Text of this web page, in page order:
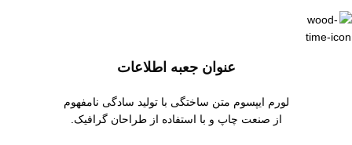
عنوان جعبه اطلاعات
لورم ایپسوم متن ساختگی با تولید سادگی نامفهوم
از صنعت چاپ و با استفاده از طراحان گرافیک.